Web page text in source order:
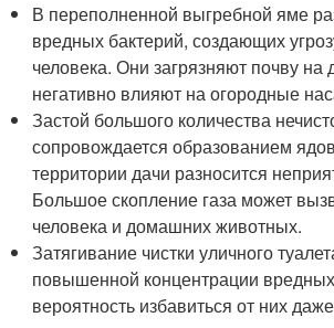
В переполненной выгребной яме
вредных бактерий, создающих
человека. Они загрязняют почву на
негативно влияют на огородные
Застой большого количества
сопровождается образованием
территории дачи разносится
Большое скопление газа может
человека и домашних животных.
Затягивание чистки уличного
повышенной концентрации вредных
вероятность избавиться от них